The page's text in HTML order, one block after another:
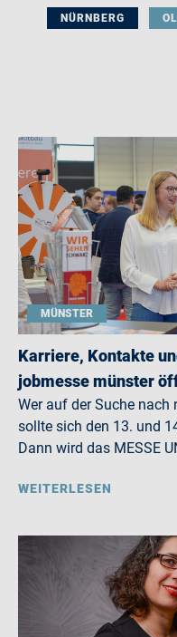
NÜRNBERG
MÜNSTER
Karriere, Kontakte
jobmesse münster
Wer auf der Suche nach
sollte sich den 13. und
Dann wird das MESSE
WEITERLESEN